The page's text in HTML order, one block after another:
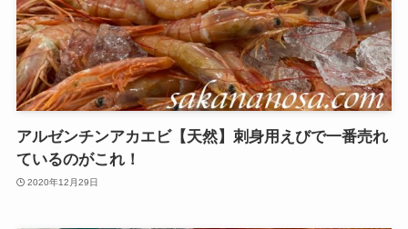
アルゼンチンアカエビ【天然】刺身用えびで一番売れ
ているのがこれ！
2020年12月29日